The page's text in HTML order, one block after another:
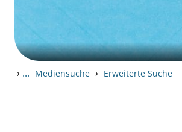
› ... Mediensuche › Erweiterte Suche